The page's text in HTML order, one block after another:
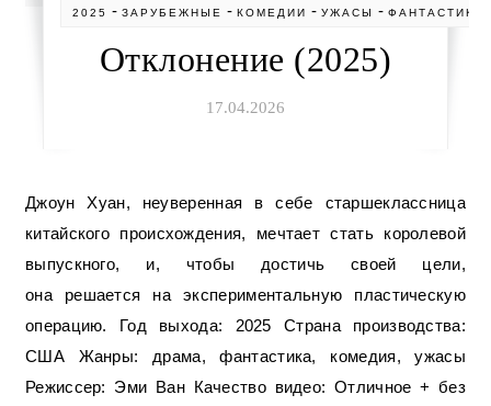
2025 -ЗАРУБЕЖНЫЕ -КОМЕДИИ -УЖАСЫ -ФАНТАСТИКА
Отклонение (2025)
17.04.2026
Джоун Хуан, неуверенная в себе старшеклассница
китайского происхождения, мечтает стать королевой
выпускного, и, чтобы достичь своей цели,
она решается на экспериментальную пластическую
операцию. Год выхода: 2025 Страна производства:
США Жанры: драма, фантастика, комедия, ужасы
Режиссер: Эми Ван Качество видео: Отличное + без